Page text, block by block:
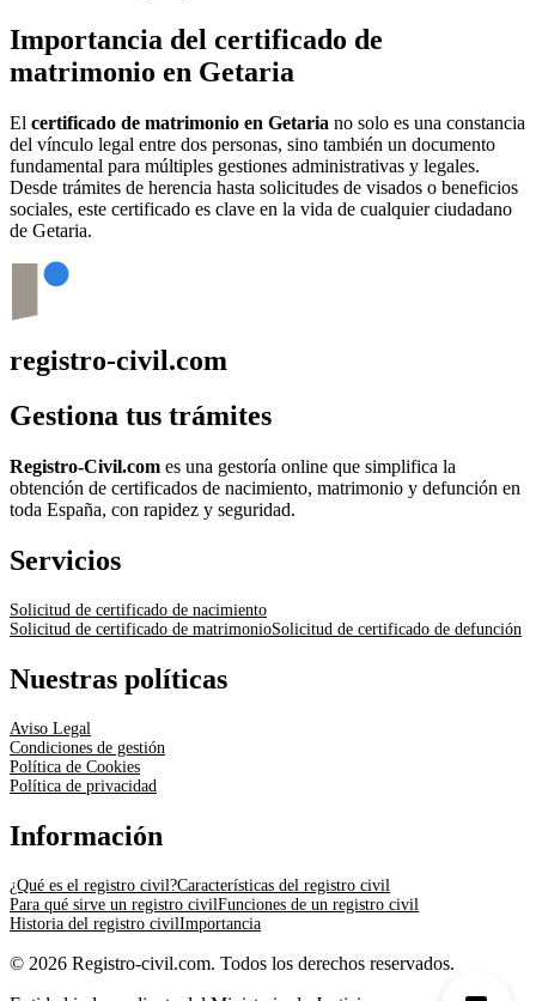
Importancia del certificado de
matrimonio en Getaria
El certificado de matrimonio en Getaria no solo es una constancia
del vínculo legal entre dos personas, sino también un documento
fundamental para múltiples gestiones administrativas y legales.
Desde trámites de herencia hasta solicitudes de visados o beneficios
sociales, este certificado es clave en la vida de cualquier ciudadano
de Getaria.
registro-civil.com
Gestiona tus trámites
Registro-Civil.com es una gestoría online que simplifica la
obtención de certificados de nacimiento, matrimonio y defunción en
toda España, con rapidez y seguridad.
Servicios
Solicitud de certificado de nacimiento
Solicitud de certificado de matrimonioSolicitud de certificado de defunción
Nuestras políticas
Aviso Legal
Condiciones de gestión
Política de Cookies
Política de privacidad
Información
¿Qué es el registro civil?Características del registro civil
Para qué sirve un registro civilFunciones de un registro civil
Historia del registro civilImportancia
© 2026 Registro-civil.com. Todos los derechos reservados.